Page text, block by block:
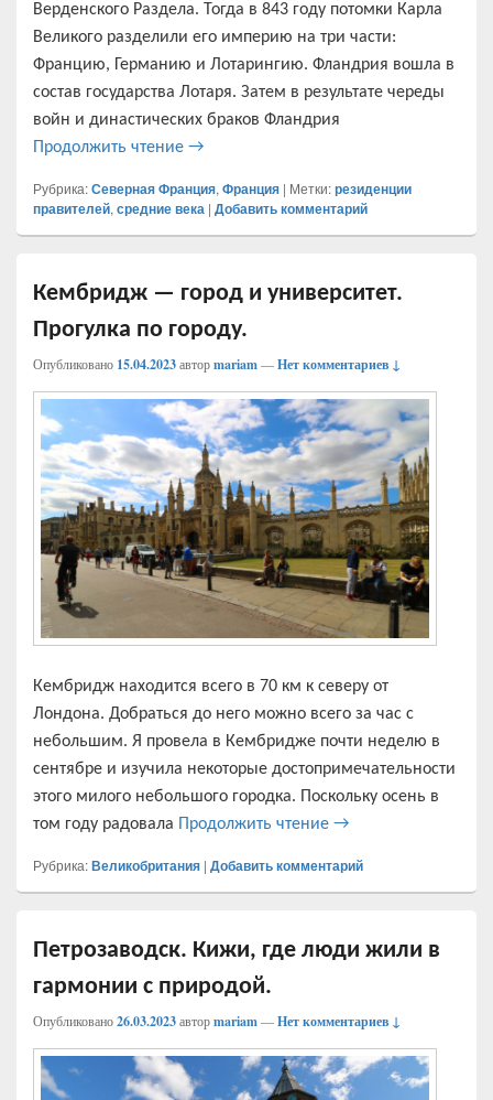
Верденского Раздела. Тогда в 843 году потомки Карла
Великого разделили его империю на три части:
Францию, Германию и Лотарингию. Фландрия вошла в
состав государства Лотаря. Затем в результате череды
войн и династических браков Фландрия
Продолжить чтение Дворец Риур, Филипп Добрый
→
Рубрика:Северная Франция, Франция | Метки:резиденции
правителей, средние века | Добавить комментарий
Кембридж — город и университет.
Прогулка по городу.
Опубликовано 15.04.2023авторmariam—Нет комментариев ↓
Кембридж находится всего в 70 км к северу от
Лондона. Добраться до него можно всего за час с
небольшим. Я провела в Кембридже почти неделю в
сентябре и изучила некоторые достопримечательности
этого милого небольшого городка. Поскольку осень в
том году радовала Продолжить чтение Кембридж — город и
→
Рубрика:Великобритания | Добавить комментарий
Петрозаводск. Кижи, где люди жили в
гармонии с природой.
Опубликовано26.03.2023авторmariam—Нет комментариев ↓